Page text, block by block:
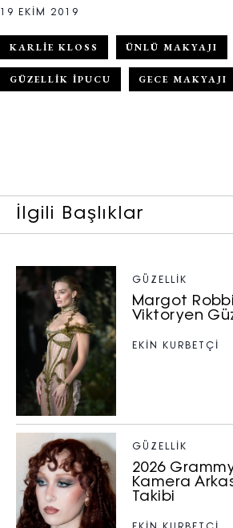
19 EKIM 2019
KARLIE KLOSS ÜNLÜ MAKYAJI
GÜZELLIK IPUCU GECE MAKYAJI
İlgili Başlıklar
GÜZELLIK
Margot
Viktoryen
EKİN KURBETÇİ
GÜZELLIK
2026
Kamera
Takibi